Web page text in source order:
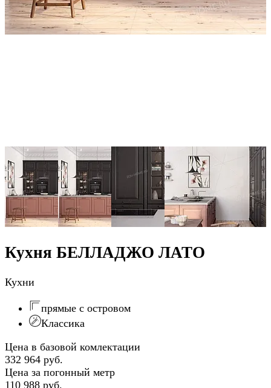
Кухня БЕЛЛАДЖО ЛАТО
Кухни
прямые с островом
Классика
Цена в базовой комлектации
332 964 руб.
Цена за погонный метр
110 988 руб.